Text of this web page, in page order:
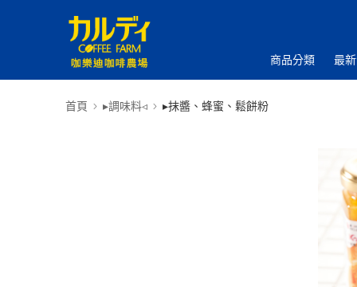
商品分類 最
首頁 ▸調味料◃ ▸抹醬、蜂蜜、鬆餅粉